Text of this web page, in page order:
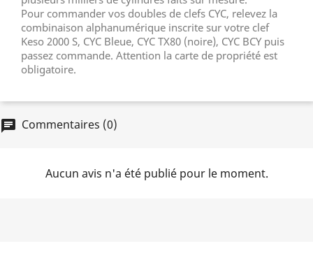
Pour commander vos doubles de clefs CYC, relevez la
combinaison alphanumérique inscrite sur votre clef
Keso 2000 S, CYC Bleue, CYC TX80 (noire), CYC BCY puis
passez commande. Attention la carte de propriété est
obligatoire.
chat Commentaires (0)
Aucun avis n'a été publié pour le moment.